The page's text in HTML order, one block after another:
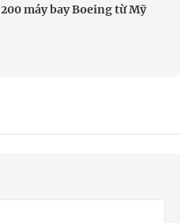
200 máy bay Boeing từ Mỹ